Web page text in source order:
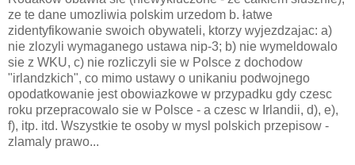
ze te dane umozliwia polskim urzedom b. łatwe
zidentyfikowanie swoich obywateli, ktorzy wyjezdzajac: a)
nie zlozyli wymaganego ustawa nip-3; b) nie wymeldowalo
sie z WKU, c) nie rozliczyli sie w Polsce z dochodow
"irlandzkich", co mimo ustawy o unikaniu podwojnego
opodatkowanie jest obowiazkowe w przypadku gdy czesc
roku przepracowalo sie w Polsce - a czesc w Irlandii, d), e),
f), itp. itd. Wszystkie te osoby w mysl polskich przepisow -
zlamaly prawo...